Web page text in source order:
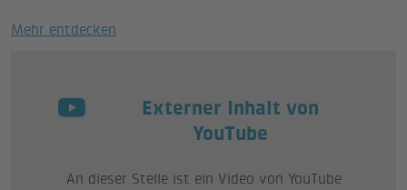
Mehr entdecken
Externer Inhalt von
YouTube
An dieser Stelle ist ein Video von YouTube